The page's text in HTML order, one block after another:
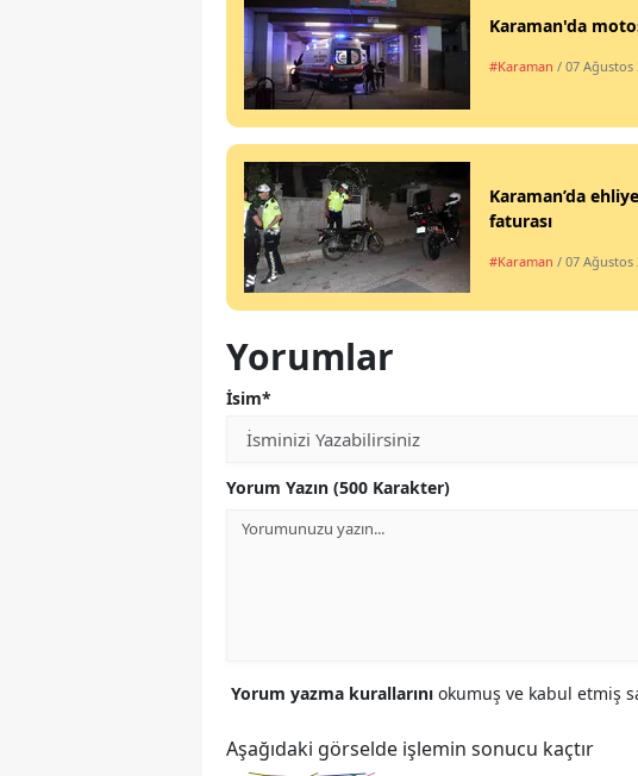
Karaman'da
#Karaman / 07 Ağustos
Karaman’da
faturası
#Karaman / 07 Ağustos
Yorumlar
İsim*
Yorum Yazın (500 Karakter)
Yorum yazma kurallarını okumuş ve kabul etmiş
Aşağıdaki görselde işlemin sonucu kaçtır